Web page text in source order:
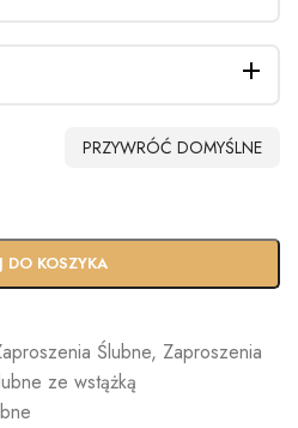
EKO
Biała
Brudny róż
(+1.2zł)
Cielisty
PRZYWRÓĆ DOMYŚLNE
DO KOSZYKA
Ślubne, Zaproszenia
ze wstążką